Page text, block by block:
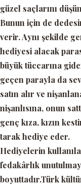
güzel saçlarını
Bunun için de
verir. Aynı şekilde
hediyesi alacak
büyük tüccarına
geçen parayla da
satın alır ve
nişanlısına, onun
genç kıza, kızın
tarak hediye eder.
Hediyelerin
fedakârlık
boyuttadır.Türk